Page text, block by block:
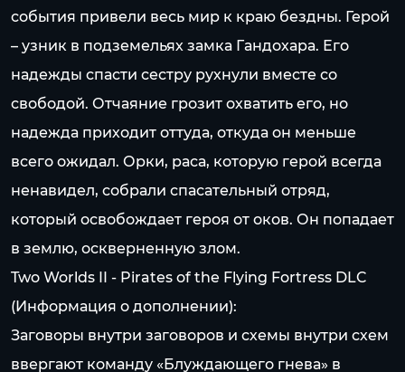
события привели весь мир к краю бездны. Герой
– узник в подземельях замка Гандохара. Его
надежды спасти сестру рухнули вместе со
свободой. Отчаяние грозит охватить его, но
надежда приходит оттуда, откуда он меньше
всего ожидал. Орки, раса, которую герой всегда
ненавидел, собрали спасательный отряд,
который освобождает героя от оков. Он попадает
в землю, оскверненную злом.
Two Worlds II - Pirates of the Flying Fortress DLC
(Информация о дополнении):
Заговоры внутри заговоров и схемы внутри схем
ввергают команду «Блуждающего гнева» в